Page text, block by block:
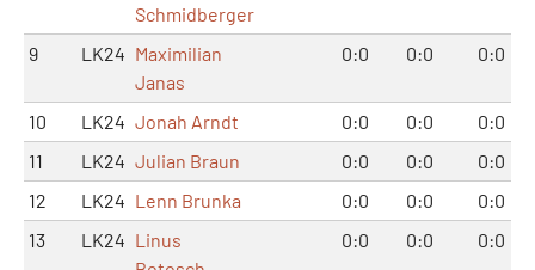
Schmidberger
9 LK24 Maximilian
Janas
0:0 0:0 0:0
10 LK24 Jonah Arndt 0:0 0:0
0:0
11
LK24 Julian Braun 0:0 0:0
0:0
12
LK24 Lenn Brunka 0:0 0:0
0:0
13
LK24 Linus
0:0 0:0 0:0